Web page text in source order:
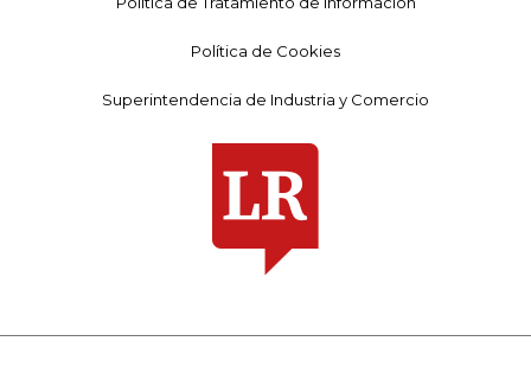
Política de Cookies
Superintendencia de Industria y Comercio